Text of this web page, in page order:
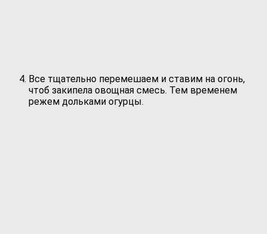
Все тщательно перемешаем и ставим на огонь,
чтоб закипела овощная смесь. Тем временем
режем дольками огурцы.